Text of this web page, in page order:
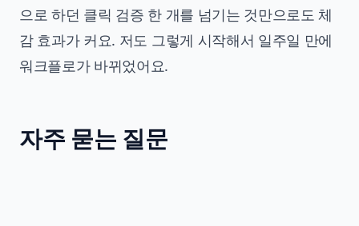
으로 하던 클릭 검증 한 개를 넘기는 것만으로도 체
감 효과가 커요. 저도 그렇게 시작해서 일주일 만에
워크플로가 바뀌었어요.
자주 묻는 질문